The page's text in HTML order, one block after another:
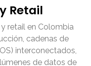
Retail
retail en Colombia
cadenas de
interconectados,
de datos de